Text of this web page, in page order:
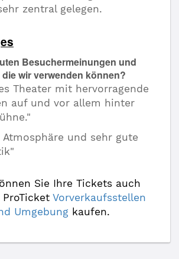
zentral gelegen.
Besuchermeinungen und
die wir verwenden können?
Theater mit hervorragende
auf und vor allem hinter
Atmosphäre und sehr gute
Sie Ihre Tickets auch
Vorverkaufsstellen
Umgebung kaufen.